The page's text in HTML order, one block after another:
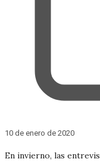
10 de enero de 2020
En invierno, las